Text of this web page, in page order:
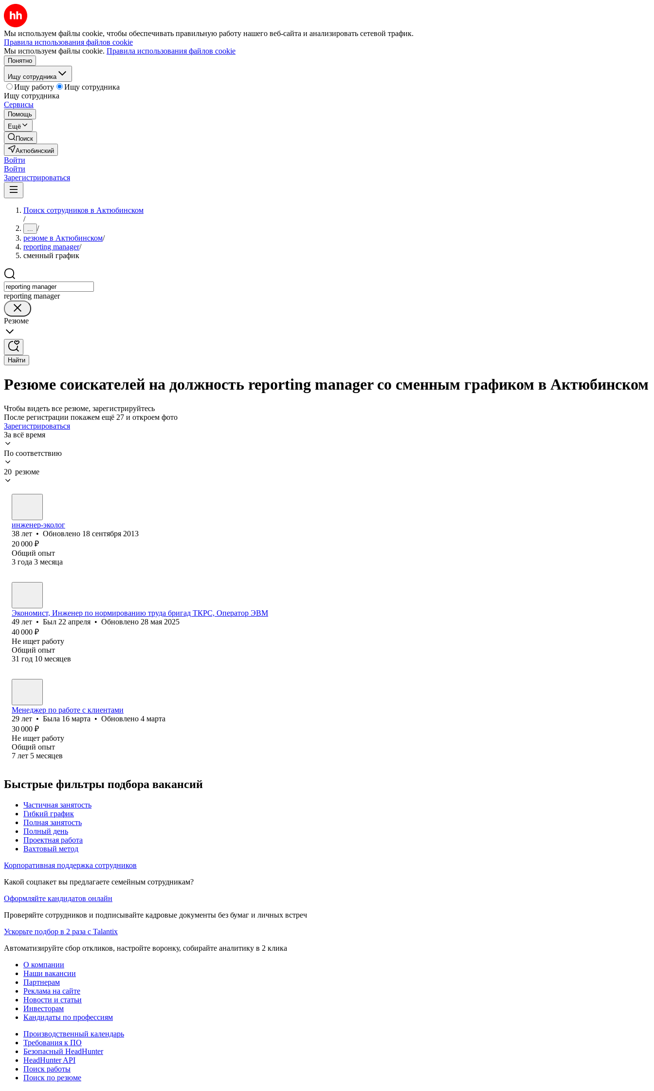
Мы используем файлы cookie, чтобы обеспечивать правильную работу нашего веб-сайта и анализировать сетевой трафик.
Правила использования файлов cookie
Мы используем файлы cookie. Правила использования файлов cookie
Понятно
Ищу сотрудника
Ищу работу
Ищу сотрудника
Ищу сотрудника
Сервисы
Помощь
Ещё
Поиск
Актюбинский
Войти
Войти
Зарегистрироваться
Поиск сотрудников в Актюбинском
/
... /
резюме в Актюбинском/
reporting manager/
сменный график
reporting manager
Резюме
Найти
Резюме соискателей на должность reporting manager со сменным графиком в Актюбинском
Чтобы видеть все резюме, зарегистрируйтесь
После регистрации покажем ещё 27 и откроем фото
Зарегистрироваться
За всё время
По соответствию
20 резюме
инженер-эколог
38 лет • Обновлено 18 сентября 2013
20 000 ₽
Общий опыт
3 года 3 месяца
Экономист, Инженер по нормированию труда бригад ТКРС, Оператор ЭВМ
49 лет • Был 22 апреля • Обновлено 28 мая 2025
40 000 ₽
Не ищет работу
Общий опыт
31 год 10 месяцев
Менеджер по работе с клиентами
29 лет • Была 16 марта • Обновлено 4 марта
30 000 ₽
Не ищет работу
Общий опыт
7 лет 5 месяцев
Быстрые фильтры подбора вакансий
Частичная занятость
Гибкий график
Полная занятость
Полный день
Проектная работа
Вахтовый метод
Корпоративная поддержка сотрудников
Какой соцпакет вы предлагаете семейным сотрудникам?
Оформляйте кандидатов онлайн
Проверяйте сотрудников и подписывайте кадровые документы без бумаг и личных встреч
Ускорьте подбор в 2 раза с Talantix
Автоматизируйте сбор откликов, настройте воронку, собирайте аналитику в 2 клика
О компании
Наши вакансии
Партнерам
Реклама на сайте
Новости и статьи
Инвесторам
Кандидаты по профессиям
Производственный календарь
Требования к ПО
Безопасный HeadHunter
HeadHunter API
Поиск работы
Поиск по резюме